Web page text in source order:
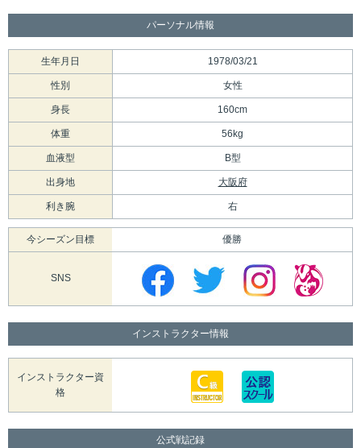
パーソナル情報
生年月日 1978/03/21
性別 女性
身長 160cm
体重 56kg
血液型 B型
出身地 大阪府
利き腕 右
今シーズン目標 優勝
SNS
インストラクター情報
インストラクター資
格
公式戦記録